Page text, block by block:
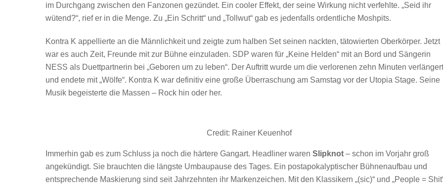
im Durchgang zwischen den Fanzonen gezündet. Ein cooler Effekt, der seine Wirkung nicht verfehlte. „Seid ihr
wütend?“, rief er in die Menge. Zu „Ein Schritt“ und „Tollwut“ gab es jedenfalls ordentliche Moshpits.
Kontra K appellierte an die Männlichkeit und zeigte zum halben Set seinen nackten, tätowierten Oberkörper. Jetzt
war es auch Zeit, Freunde mit zur Bühne einzuladen. SDP waren für „Keine Helden“ mit an Bord und Sängerin
NESS als Duettpartnerin bei „Geboren um zu leben“. Der Auftritt wurde um die verlorenen zehn Minuten verlängert
und endete mit „Wölfe“. Kontra K war definitiv eine große Überraschung am Samstag vor der Utopia Stage. Seine
Musik begeisterte die Massen – Rock hin oder her.
Credit: Rainer Keuenhof
Immerhin gab es zum Schluss ja noch die härtere Gangart. Headliner waren Slipknot – schon im Vorjahr groß
angekündigt. Sie brauchten die längste Umbaupause des Tages. Ein postapokalyptischer Bühnenaufbau und
entsprechende Maskierung sind seit Jahrzehnten ihr Markenzeichen. Mit den Klassikern „(sic)“ und „People =